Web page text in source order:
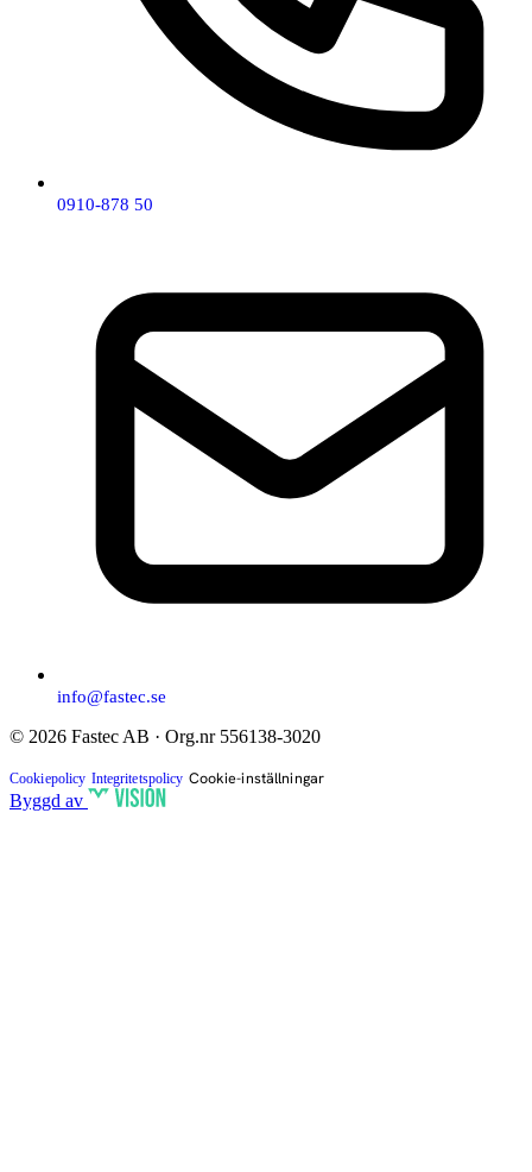
0910-878 50
info@fastec.se
© 2026 Fastec AB · Org.nr 556138-3020
Cookiepolicy Integritetspolicy Cookie-inställningar
Byggd av